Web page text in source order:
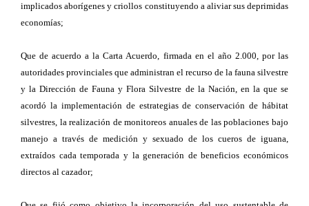
implicados aborígenes y criollos constituyendo a aliviar sus deprimidas
economías;
Que de acuerdo a la Carta Acuerdo, firmada en el año 2.000, por las
autoridades provinciales que administran el recurso de la fauna silvestre
y la Dirección de Fauna y Flora Silvestre de la Nación, en la que se
acordó la implementación de estrategias de conservación de hábitat
silvestres, la realización de monitoreos anuales de las poblaciones bajo
manejo a través de medición y sexuado de los cueros de iguana,
extraídos cada temporada y la generación de beneficios económicos
directos al cazador;